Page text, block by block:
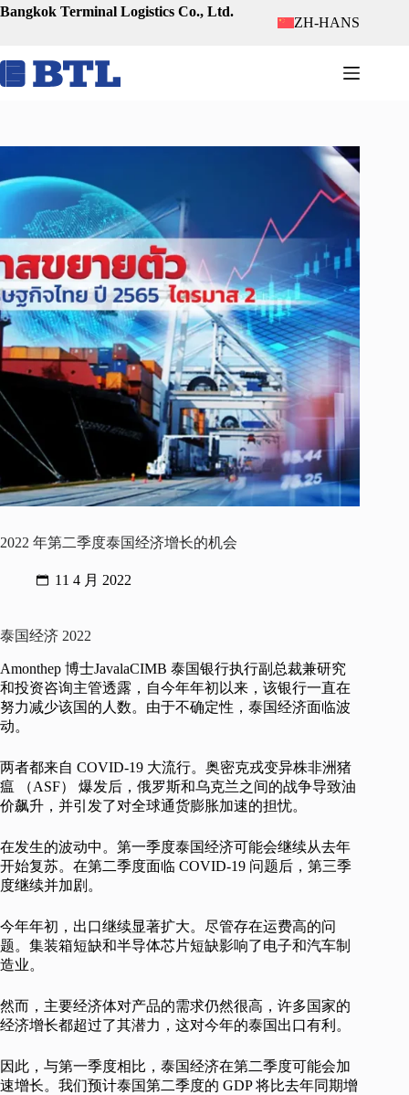
跳
容
Bangkok Terminal Logistics Co., Ltd.
ZH-HANS
2022 年第二季度泰国经济增长的机会
11 4 月 2022
泰国经济 2022
Amonthep 博士JavalaCIMB 泰国银行执行副总裁兼研究
和投资咨询主管透露，自今年年初以来，该银行一直在
努力减少该国的人数。由于不确定性，泰国经济面临波
动。
两者都来自 COVID-19 大流行。奥密克戎变异株非洲猪
瘟 （ASF） 爆发后，俄罗斯和乌克兰之间的战争导致油
价飙升，并引发了对全球通货膨胀加速的担忧。
在发生的波动中。第一季度泰国经济可能会继续从去年
开始复苏。在第二季度面临 COVID-19 问题后，第三季
度继续并加剧。
今年年初，出口继续显著扩大。尽管存在运费高的问
题。集装箱短缺和半导体芯片短缺影响了电子和汽车制
造业。
然而，主要经济体对产品的需求仍然很高，许多国家的
经济增长都超过了其潜力，这对今年的泰国出口有利。
因此，与第一季度相比，泰国经济在第二季度可能会加
速增长。我们预计泰国第二季度的 GDP 将比去年同期增